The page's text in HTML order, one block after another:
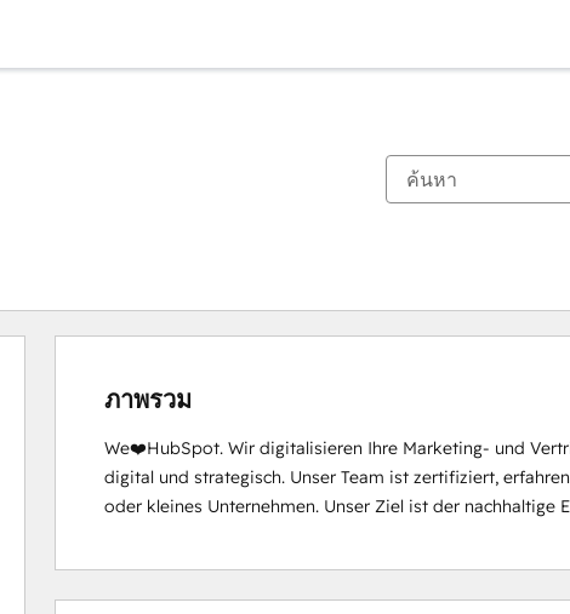
ภาพรวม
We❤️HubSpot. Wir digitalisieren Ihre Marketing- und
digital und strategisch. Unser Team ist zertifiziert,
oder kleines Unternehmen. Unser Ziel ist der nachhaltige